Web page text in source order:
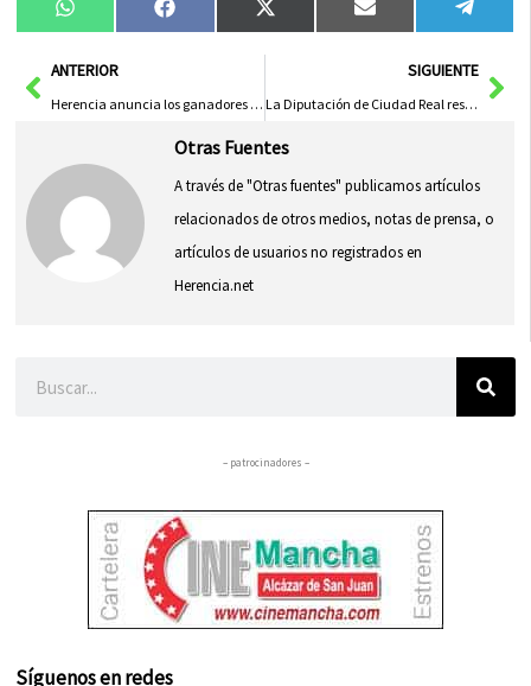
Compartir
en
WhatsAppCompartir
en
FacebookCompartir
en
X
(Twitter)
Compartir
en
Email
en
AntANTERIOR
Herencia anuncia los ganadores de la primera edición de los Premios Deliriox 2025
SIGUIENTE
La Diputación de Ciudad Real respalda la conservación del patrimonio de las hermandades de Semana Santa en Herencia
Otras Fuentes
A través de "Otras fuentes" publicamos artículos
relacionados de otros medios, notas de prensa, o
artículos de usuarios no registrados en
Herencia.net
– patrocinadores –
Síguenos en redes